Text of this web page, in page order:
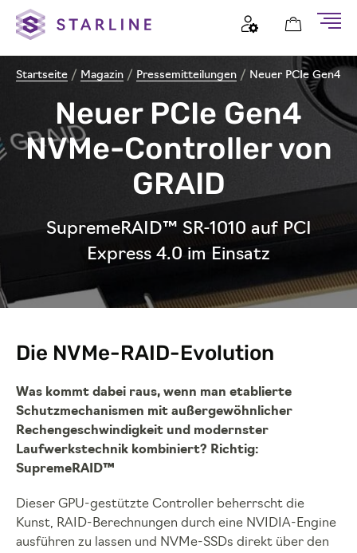
Startseite / Magazin / Pressemitteilungen / Neuer PCIe Gen4
Neuer PCIe Gen4
NVMe-Controller von
GRAID
SupremeRAID™ SR-1010 auf PCI
Express 4.0 im Einsatz
Die NVMe-RAID-Evolution
Was kommt dabei raus, wenn man etablierte
Schutzmechanismen mit außergewöhnlicher
Rechengeschwindigkeit und modernster
Laufwerkstechnik kombiniert? Richtig:
SupremeRAID™
Dieser GPU-gestützte Controller beherrscht die
Kunst, RAID-Berechnungen durch eine NVIDIA-Engine
ausführen zu lassen und NVMe-SSDs direkt über den